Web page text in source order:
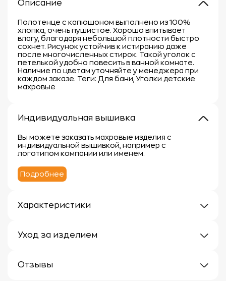
Описание
Полотенце с капюшоном выполнено из 100%
хлопка, очень пушистое. Хорошо впитывает
влагу, благодаря небольшой плотности быстро
сохнет. Рисунок устойчив к истиранию даже
после многочисленных стирок. Такой уголок с
петелькой удобно повесить в ванной комнате.
Наличие по цветам уточняйте у менеджера при
каждом заказе. Теги: Для бани, Уголки детские
махровые
Индивидуальная вышивка
Вы можете заказать махровые изделия с
индивидуальной вышивкой, например с
логотипом компании или именем.
Подробнее
Характеристики
Материал: 100% хлопок
Уход за изделием
чтобы сохранить их мягкость, впитывающие
Отзывы